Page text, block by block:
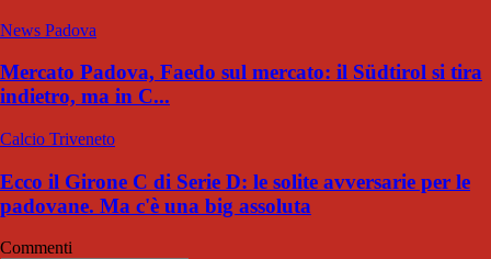
News Padova
Mercato Padova, Faedo sul mercato: il Südtirol si tira
indietro, ma in C...
Calcio Triveneto
Ecco il Girone C di Serie D: le solite avversarie per le
padovane. Ma c'è una big assoluta
Commenti